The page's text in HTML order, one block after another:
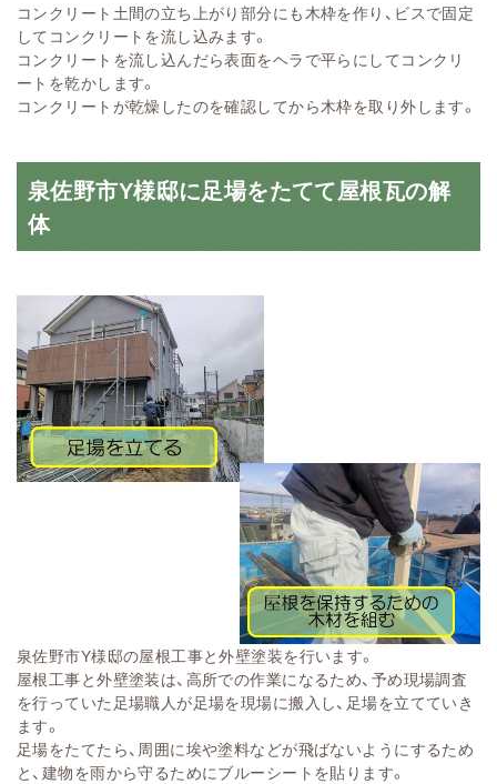
コンクリート土間の立ち上がり部分にも木枠を作り、ビスで固定
してコンクリートを流し込みます。
コンクリートを流し込んだら表面をヘラで平らにしてコンクリ
ートを乾かします。
コンクリートが乾燥したのを確認してから木枠を取り外します。
泉佐野市Y様邸に足場をたてて屋根瓦の解
体
泉佐野市Y様邸の屋根工事と外壁塗装を行います。
屋根工事と外壁塗装は、高所での作業になるため、予め現場調査
を行っていた足場職人が足場を現場に搬入し、足場を立てていき
ます。
足場をたてたら、周囲に埃や塗料などが飛ばないようにするため
と、建物を雨から守るためにブルーシートを貼ります。